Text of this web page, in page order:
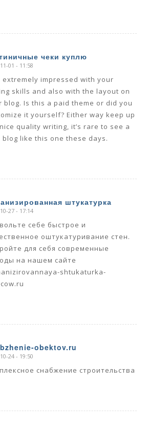
чеки куплю
01 - 11:58
extremely impressed with your
skills and also with the layout on
blog. Is this a paid theme or did you
it yourself? Either way keep up
quality writing, it’s rare to see a
blog like this one these days.
штукатурка
27 - 17:14
себе быстрое и
оштукатуривание стен.
для себя современные
на нашем сайте
shtukaturka-
obektov.ru
24 - 19:50
снабжение строительства